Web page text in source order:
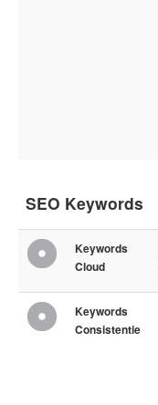
SEO Keywords
Keywords
Cloud
Keywords
Consistentie